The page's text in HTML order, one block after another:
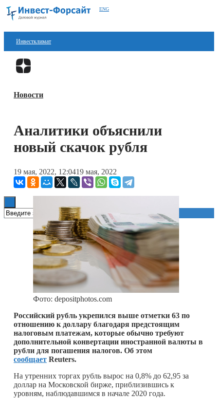
ENG
Инвестклимат
Финансы
Блокчейн
Книги
Новости
Аналитики объяснили
новый скачок рубля
19 мая, 2022, 12:0419 мая, 2022
Фото: depositphotos.com
Российский рубль укрепился выше отметки 63 по
отношению к доллару благодаря предстоящим
налоговым платежам, которые обычно требуют
дополнительной конвертации иностранной валюты в
рубли для погашения налогов. Об этом
сообщает Reuters.
На утренних торгах рубль вырос на 0,8% до 62,95 за
доллар на Московской бирже, приблизившись к
уровням, наблюдавшимся в начале 2020 года.